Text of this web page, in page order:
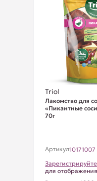
Triol
Лакомство для
«Пикантные
70г
Артикул10171007
для